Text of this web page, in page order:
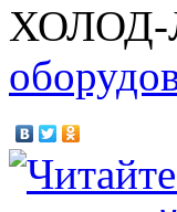
ХОЛОД-